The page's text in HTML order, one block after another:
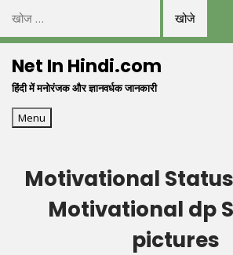
निम्न
को
खोजें:Net In Hindi.com
हिंदी में मनोरंजक और ज्ञानवर्धक जानकारी
Menu
Motivational
Motivational dp
pictures